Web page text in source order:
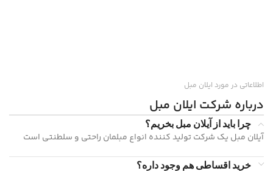
اطلاعاتی در مورد ایلان مبل
درباره شرکت ایلان مبل
چرا باید از آیلان مبل بخریم؟
آیلان مبل یک شرکت تولید کننده انواع مبلمان راحتی و سلطنتی است
خرید اقساطی هم وجود داره؟